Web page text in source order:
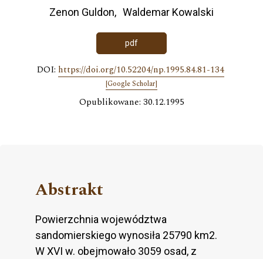
Zenon Guldon Waldemar Kowalski
pdf
DOI: https://doi.org/10.52204/np.1995.84.81-134
[Google Scholar]
Opublikowane: 30.12.1995
Abstrakt
Powierzchnia województwa
sandomierskiego wynosiła 25790 km2.
W XVI w. obejmowało 3059 osad, z